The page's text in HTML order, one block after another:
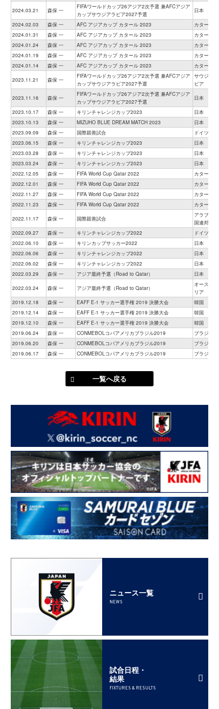
2024.03.21 森保 一
FIFAワールドカップ26アジア2次予選 兼AFCアジア
カップサウジアラビア2027予選
日本
2024.02.03 森保 一 AFC アジアカップ カタール 2023
カタール
2024.01.31
森保 一 AFC アジアカップ カタール 2023
カタール
2024.01.24
森保 一 AFC アジアカップ カタール 2023
カタール
2024.01.19
森保 一 AFC アジアカップ カタール 2023
カタール
2024.01.14
森保 一 AFC アジアカップ カタール 2023 カタール
2023.11.21 森保 一
FIFAワールドカップ26アジア2次予選 兼AFCアジア
カップサウジアラビア2027予選
サウジアラ
ビア
2023.11.16 森保 一
FIFAワールドカップ26アジア2次予選 兼AFCアジア
カップサウジアラビア2027予選
日本
2023.10.17 森保 一 キリンチャレンジカップ2023
日本
2023.10.13
森保 一 MIZUHO BLUE DREAM MATCH 2023
日本
2023.09.09
森保 一 国際親善試合
ドイツ
2023.06.15
森保 一 キリンチャレンジカップ2023
日本
2023.03.28
森保 一 キリンチャレンジカップ2023
日本
2023.03.24
森保 一 キリンチャレンジカップ2023
日本
2022.12.05
森保 一 FIFA World Cup Qatar 2022
カタール
2022.12.01
森保 一 FIFA World Cup Qatar 2022
カタール
2022.11.27
森保 一 FIFA World Cup Qatar 2022
カタール
2022.11.23
森保 一 FIFA World Cup Qatar 2022 カタール
2022.11.17 森保 一 国際親善試合
アラブ首長
国連邦
2022.09.27
森保 一 キリンチャレンジカップ2022
ドイツ
2022.06.10
森保 一 キリンカップサッカー2022
日本
2022.06.06
森保 一 キリンチャレンジカップ2022
日本
2022.06.02
森保 一 キリンチャレンジカップ2022
日本
2022.03.29
森保 一 アジア最終予選（Road to Qatar） 日本
2022.03.24 森保 一 アジア最終予選（Road to Qatar）
オーストラ
リア
2019.12.18
森保 一 EAFF E-1 サッカー選手権 2019 決勝大会
韓国
2019.12.14
森保 一 EAFF E-1 サッカー選手権 2019 決勝大会
韓国
2019.12.10
森保 一 EAFF E-1 サッカー選手権 2019 決勝大会
韓国
2019.06.24
森保 一 CONMEBOLコパアメリカブラジル2019
ブラジル
2019.06.20
森保 一 CONMEBOLコパアメリカブラジル2019
ブラジル
2019.06.17
森保 一 CONMEBOLコパアメリカブラジル2019 ブラジル
一覧へ戻る
ニュース一覧
NEWS
試合日程・
結果
FIXTURES & RESULTS